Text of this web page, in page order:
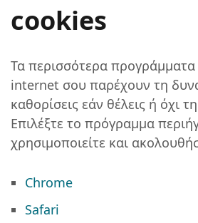
cookies
Τα περισσότερα
internet σου παρέχουν τη
καθορίσεις εάν θέλεις ή όχι
Επιλέξτε το πρόγραμμα
χρησιμοποιείτε και
Chrome
Safari